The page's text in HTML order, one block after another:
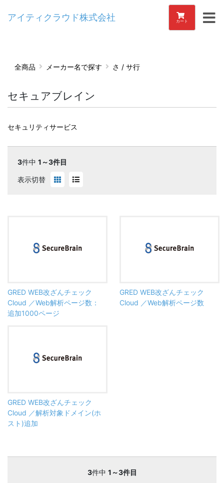
アイティクラウド株式会社 カート
全商品 メーカー名で探す さ / サ行
セキュアブレイン
セキュリティサービス
3件中 1～3件目
表示切替
GRED WEB改ざんチェック
Cloud ／Web解析ページ数：
追加1000ページ
GRED WEB改ざんチェック
Cloud ／Web解析ページ数
GRED WEB改ざんチェック
Cloud ／解析対象ドメイン(ホ
スト)追加
3件中 1～3件目